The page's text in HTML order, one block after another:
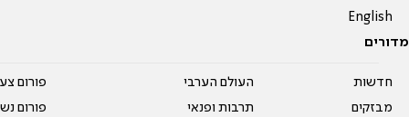
English
מדורים
חדשות
מבזקים
העולם הערבי
תרבות ופנאי
פורום
פורום